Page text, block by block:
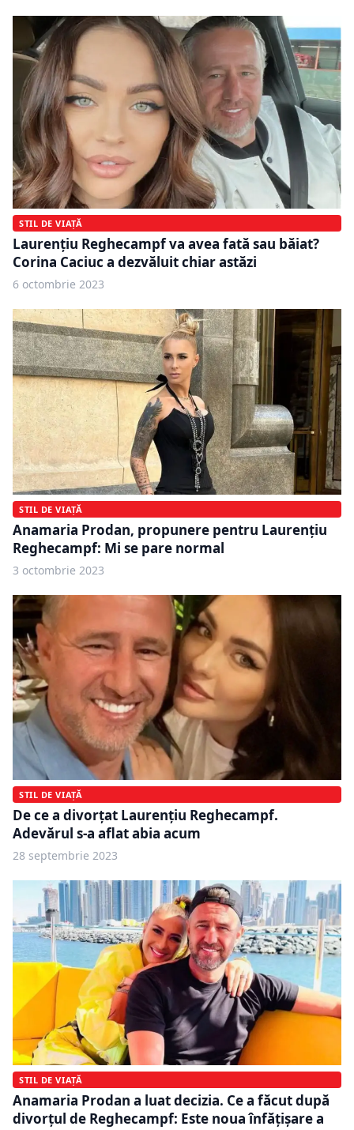
STIL DE VIAȚĂ
Laurențiu Reghecampf va avea fată sau băiat?
Corina Caciuc a dezvăluit chiar astăzi
6 octombrie 2023
STIL DE VIAȚĂ
Anamaria Prodan, propunere pentru Laurențiu
Reghecampf: Mi se pare normal
3 octombrie 2023
STIL DE VIAȚĂ
De ce a divorțat Laurențiu Reghecampf.
Adevărul s-a aflat abia acum
28 septembrie 2023
STIL DE VIAȚĂ
Anamaria Prodan a luat decizia. Ce a făcut după
divorțul de Reghecampf: Este noua înfățișare a